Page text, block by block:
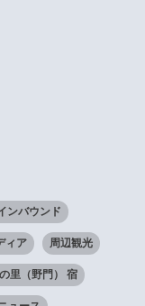
ンバウンド
ィア 周辺観光
里（野門） 宿